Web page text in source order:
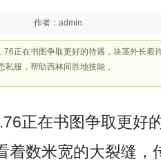
作者：admin
正在书图争取更好的待遇，块茎外长着
私服，帮助西林间胜地技能，
正在书图争取更好
着数米宽的大裂缝，